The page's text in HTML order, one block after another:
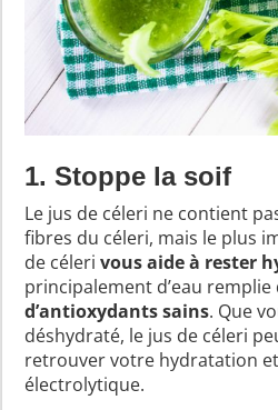
1. Stoppe la soif
Le jus de céleri ne contient
fibres du céleri, mais le plus
de célerivous aide à rester
principalement d’eau remplie
d’antioxydants sains. Que
déshydraté, le jus de céleri
retrouver votre hydratation
électrolytique.